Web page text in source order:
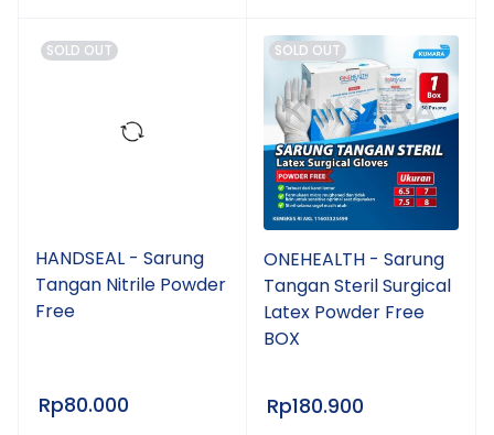
SOLD OUT
HANDSEAL - Sarung
Tangan Nitrile Powder
Free
Rp80.000
SOLD OUT
ONEHEALTH - Sarung
Tangan Steril Surgical
Latex Powder Free
BOX
Rp180.900